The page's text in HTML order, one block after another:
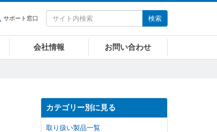
サポート窓口 検索
会社情報 お問い合わせ
カテゴリー別に見る
取り扱い製品一覧